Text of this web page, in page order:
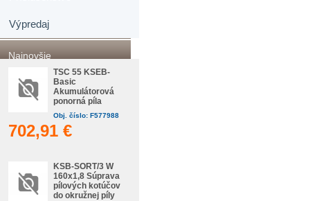
Výpredaj
Najnovšie
TSC 55 KSEB-
Basic
Akumulátorová
ponorná píla
Obj. číslo: F577988
702,91 €
KSB-SORT/3 W
160x1,8 Súprava
pílových kotúčov
do okružnej píly